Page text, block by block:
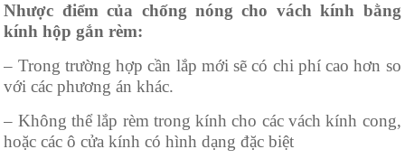
Nhược điểm của chống nóng cho vách kính bằng
kính hộp gắn rèm:
– Trong trường hợp cần lắp mới sẽ có chi phí cao hơn so
với các phương án khác.
– Không thể lắp rèm trong kính cho các vách kính cong,
hoặc các ô cửa kính có hình dạng đặc biệt